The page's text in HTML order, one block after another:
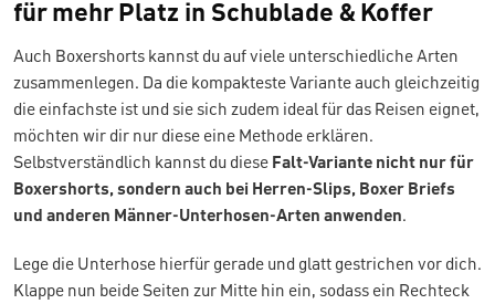
für mehr Platz in Schublade & Koffer
Auch Boxershorts kannst du auf viele unterschiedliche Arten
zusammenlegen. Da die kompakteste Variante auch gleichzeitig
die einfachste ist und sie sich zudem ideal für das Reisen eignet,
möchten wir dir nur diese eine Methode erklären.
Selbstverständlich kannst du diese Falt-Variante nicht nur für
Boxershorts, sondern auch bei Herren-Slips, Boxer Briefs
und anderen Männer-Unterhosen-Arten anwenden.
Lege die Unterhose hierfür gerade und glatt gestrichen vor dich.
Klappe nun beide Seiten zur Mitte hin ein, sodass ein Rechteck